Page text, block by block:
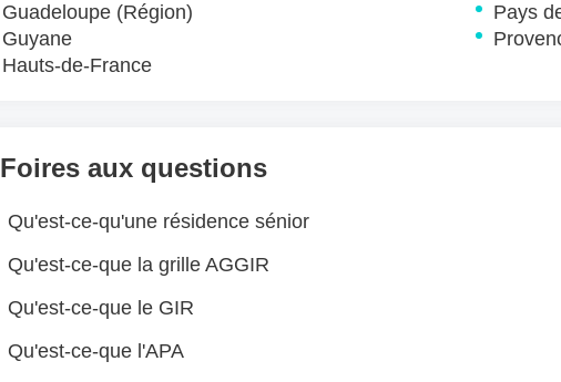
Guadeloupe (Région)
Guyane
Hauts-de-France
Pays
Foires aux questions
Qu'est-ce-qu'une résidence sénior
Qu'est-ce-que la grille AGGIR
Qu'est-ce-que le GIR
Qu'est-ce-que l'APA